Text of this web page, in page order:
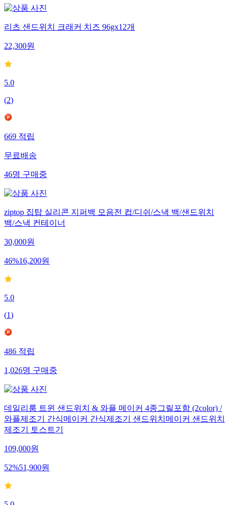
리츠 샌드위치 크래커 치즈 96gx12개
22,300원
5.0
(2)
669적립
무료배송
46명구매중
ziptop 집탑 실리콘 지퍼백 모음전 컵/디쉬/스낵 백/샌드위치
백/스낵 컨테이너
30,000원
46%16,200원
5.0
(1)
486적립
1,026명구매중
데일리룸 트윈 샌드위치 & 와플 메이커 4종그릴포함 (2color) /
와플제조기 간식메이커 간식제조기 샌드위치메이커 샌드위치
제조기 토스트기
109,000원
52%51,900원